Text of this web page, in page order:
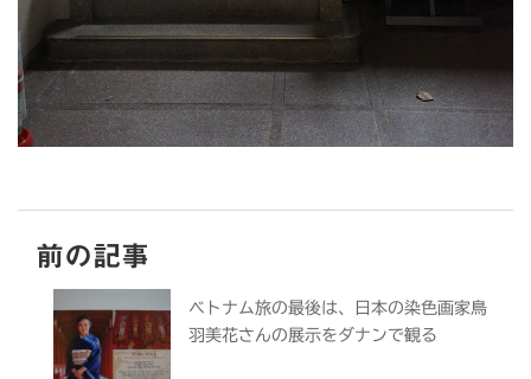
前の記事
ベトナム旅の最後は、日本の染色画家鳥
羽美花さんの展示をダナンで観る